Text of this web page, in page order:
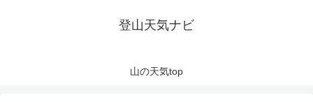
登山天気ナビ
山の天気top